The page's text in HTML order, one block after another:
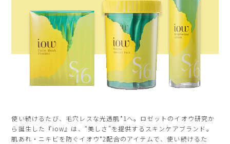
使い続けるたび、毛穴レスな光透肌*1へ。ロゼットのイオウ研究か
ら誕生した『iow』は、“美しさ”を提供するスキンケアブランド。
肌あれ・ニキビを防ぐイオウ*2配合のアイテムで、使い続けるた